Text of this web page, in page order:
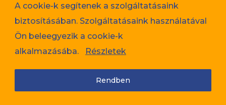
A cookie-k segítenek a szolgáltatásaink
biztosításában. Szolgáltatásaink használatával
Ön beleegyezik a cookie-k
alkalmazásába.
Részletek
Rendben
Adatvédelem
Cookie tájékoztató